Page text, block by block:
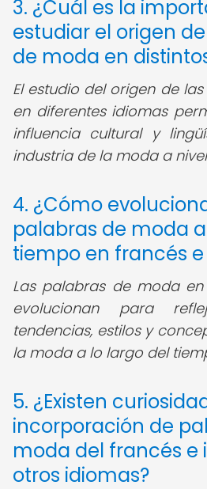
3. ¿Cuál es la
estudiar el origen
de moda en
El estudio del origen de
en diferentes idiomas
influencia cultural y
industria de la moda a
4. ¿Cómo
palabras de moda
tiempo en francés
Las palabras de moda en
evolucionan para
tendencias, estilos y
la moda a lo largo del
5. ¿Existen
incorporación de
moda del francés e
otros idiomas?